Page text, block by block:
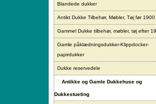
Blandede dukker
Antikt Dukke Tilbehør, Møbler, Tøj før 1900
Gammel Dukke tilbehør, møbler, tøj efter
Gamle påklædningsdukker-Klippdocker-
papirdukker
Dukke reservedele
Antikke og Gamle Dukkehuse og
Dukkestueting